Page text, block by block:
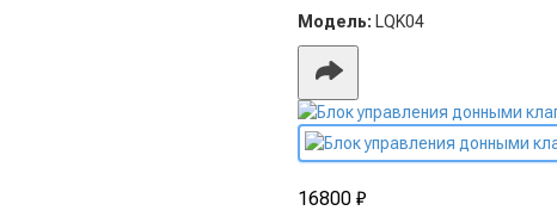
Модель: LQK04
16800 ₽